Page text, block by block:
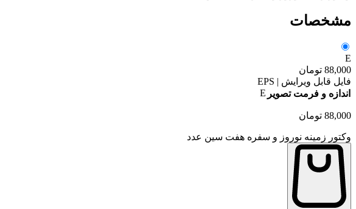
مشخصات
E
88,000 تومان
فایل قابل ویرایش | EPS
اندازه و فرمت تصویر E
88,000 تومان
وکتور زمینه نوروز و سفره هفت سین عدد